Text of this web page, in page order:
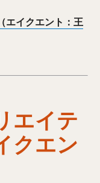
エイクエント：王
エイテ
クエン